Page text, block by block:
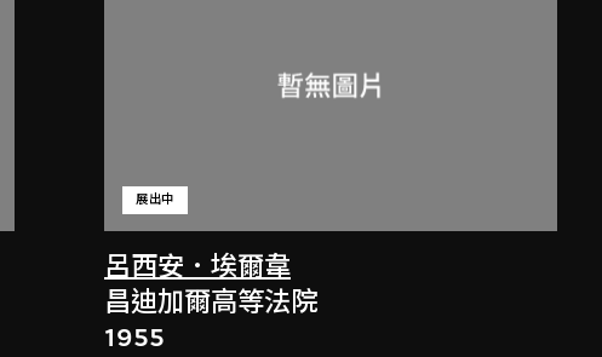
呂西安．埃爾韋
展出中
昌迪加爾高等法院
1955